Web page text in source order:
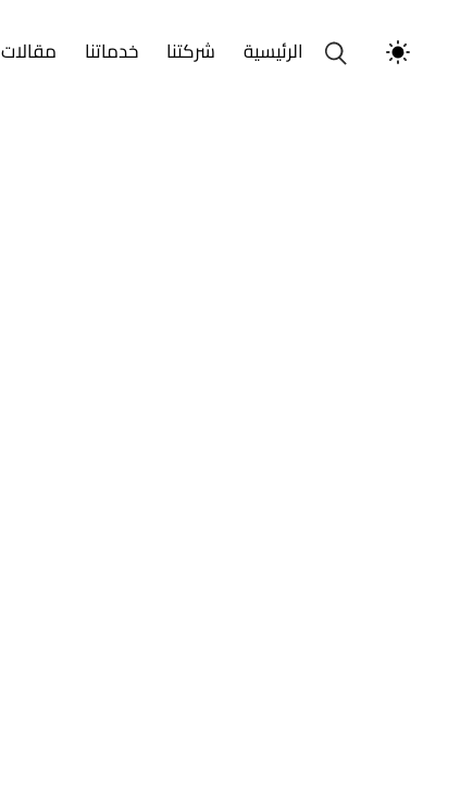
الرئيسية شركتنا خدماتنا مقالات